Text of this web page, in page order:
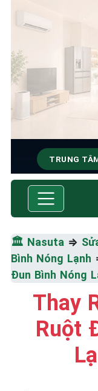
TRUNG
SỬA
🏛️ Nasuta ⇒
Bình Nóng Lạnh
Đun Bình Nóng
Thay
Ruột